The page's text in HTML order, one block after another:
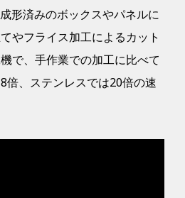
形済みのボックスやパネルに
やフライス加工によるカット
で、手作業での加工に比べて
倍、ステンレスでは20倍の速